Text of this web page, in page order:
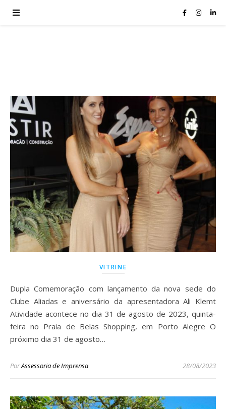
VITRINE
Dupla Comemoração com lançamento da nova sede do
Clube Aliadas e aniversário da apresentadora Ali Klemt
Atividade acontece no dia 31 de agosto de 2023, quinta-
feira no Praia de Belas Shopping, em Porto Alegre O
próximo dia 31 de agosto…
PorAssessoria de Imprensa 28/08/2023